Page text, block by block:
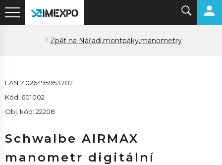
Nářadí,montpáky,manometry
EAN: 4026495953702
Kód: 601002
Obj. kód: 22208
Schwalbe AIRMAX
manometr digitální